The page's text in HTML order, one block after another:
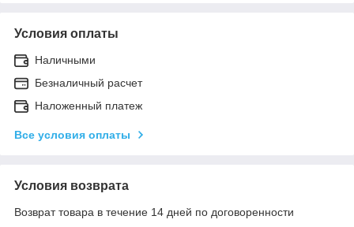
Условия оплаты
Наличными
Безналичный расчет
Наложенный платеж
Все условия оплаты
Условия возврата
Возврат товара в течение 14 дней по договоренности